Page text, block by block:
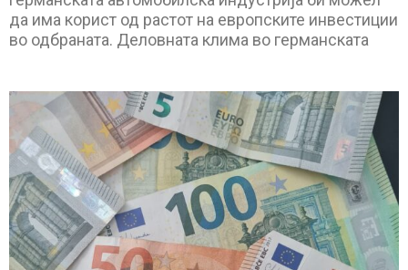
да има корист од растот на европските инвестиции
во одбраната. Деловната клима во германската